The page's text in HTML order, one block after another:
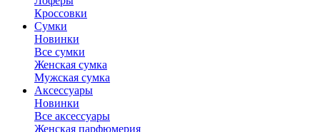
Кроссовки
Сумки
Новинки
Все сумки
Женская сумка
Мужская сумка
Аксессуары
Новинки
Все аксессуары
Женская парфюмерия